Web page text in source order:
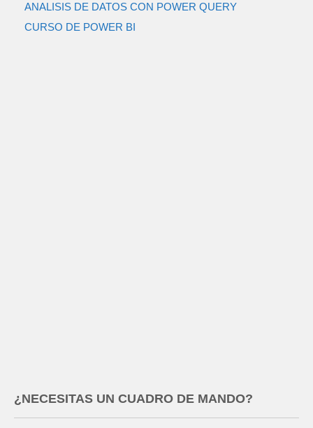
ANALISIS DE DATOS CON POWER QUERY
CURSO DE POWER BI
¿NECESITAS UN CUADRO DE MANDO?